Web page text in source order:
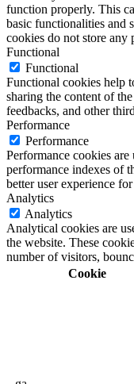
function properly. This
basic functionalities and
cookies do not store any
Functional
Functional
Functional cookies help
sharing the content of
feedbacks, and other
Performance
Performance
Performance cookies
performance indexes of
better user experience
Analytics
Analytics
Analytical cookies are
the website. These
number of visitors,
Cookie